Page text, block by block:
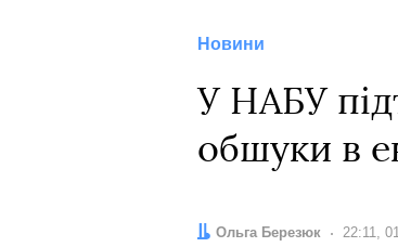
Новини
У НАБУ
обшуки в
Автор:
Ольга Березюк Дата:
22:11,